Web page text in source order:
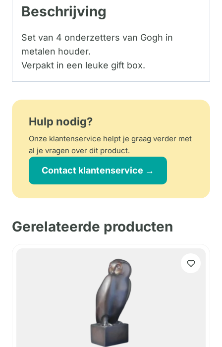
Beschrijving
Set van 4 onderzetters van Gogh in
metalen houder.
Verpakt in een leuke gift box.
Hulp nodig?
Onze klantenservice helpt je graag verder met
al je vragen over dit product.
Contact klantenservice →
Gerelateerde producten